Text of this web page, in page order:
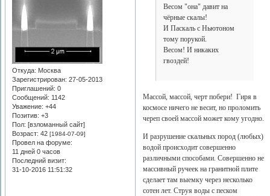
Откуда: Москва
Зарегистрирован: 27-05-2013
Приглашений: 0
Сообщений: 1142
Уважение: +44
Позитив: +3
Пол: [взломанный сайт]
Возраст: 42[1984-07-09]
Провел на форуме:
11 дней 0 часов
Последний визит:
31-10-2016 11:51:32
Весом "она" давит на
чёрные скалы!
И Паскаль с Ньютоном
тому порукой.
Весом! И никаких
гвоздей!
Массой, массой, черт побери! Гиря в
космосе ничего не весит, но проломить
череп своей массой может кому угодно.
И разрушение скальных пород (любых)
водой происходит совершенно
различными способами. Совершенно не
массивный ручеек на гранитной плите
сделает там выемку через несколько
сотен лет. Струя воды с песком